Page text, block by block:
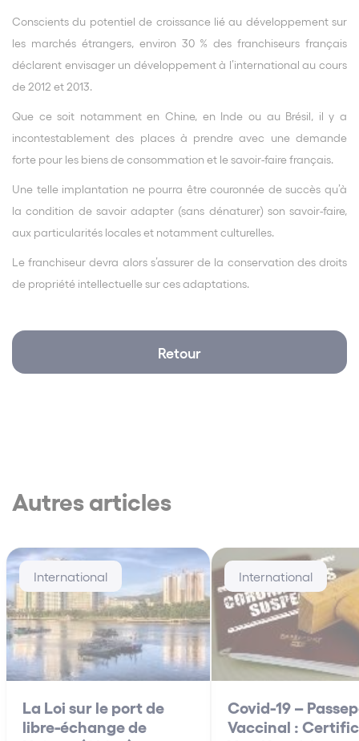
Conscients du potentiel de croissance lié au développement sur
les marchés étrangers, environ 30 % des franchiseurs français
déclarent envisager un développement à l’international au cours
de 2012 et 2013.
Que ce soit notamment en Chine, en Inde ou au Brésil, il y a
incontestablement des places à prendre avec une demande
forte pour les biens de consommation et le savoir-faire français.
Une telle implantation ne pourra être couronnée de succès qu’à
la condition de savoir adapter (sans dénaturer) son savoir-faire,
aux particularités locales et notamment culturelles.
Le franchiseur devra alors s’assurer de la conservation des droits
de propriété intellectuelle sur ces adaptations.
Retour
Autres articles
International
La Loi sur le port de
libre-échange de
International
Covid-19 –
Vaccinal :